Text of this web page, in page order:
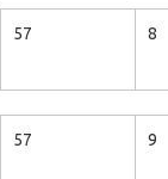
57 8
57 9